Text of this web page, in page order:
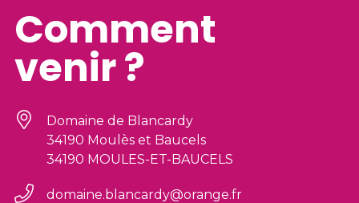
Comment
venir ?
Domaine de Blancardy
34190 Moulès et Baucels
34190 MOULES-ET-BAUCELS
domaine.blancardy@orange.fr